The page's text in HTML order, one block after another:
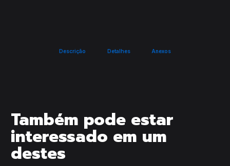
Descrição Detalhes Anexos
Também pode estar
interessado em um
destes